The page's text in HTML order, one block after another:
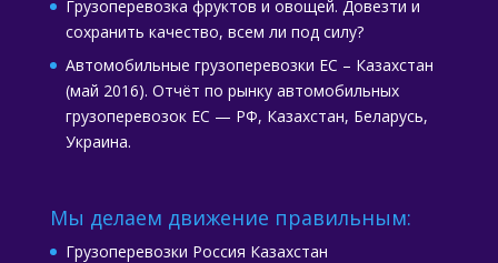
Грузоперевозка фруктов и овощей. Довезти и
сохранить качество, всем ли под силу?
Автомобильные грузоперевозки ЕС – Казахстан
(май 2016). Отчёт по рынку автомобильных
грузоперевозок ЕС — РФ, Казахстан, Беларусь,
Украина.
Мы делаем движение правильным:
Грузоперевозки Россия Казахстан